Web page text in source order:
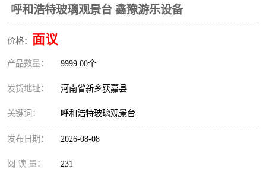
呼和浩特玻璃观景台 鑫豫游乐设备
价格： 面议
产品数量： 9999.00个
发货地址： 河南省新乡获嘉县
关键词： 呼和浩特玻璃观景台
发布日期： 2026-08-08
阅 读 量： 231
玻璃栈道